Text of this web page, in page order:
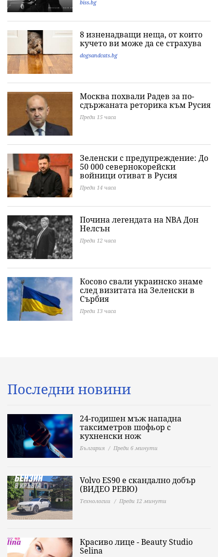
biss.bg
8 изненадващи неща, от които
кучето ви може да се страхува
dogsandcats.bg
Москва похвали Радев за по-
сдържаната реторика към Русия
Преди 15 часа
Зеленски с предупреждение: До
50 000 севернокорейски
войници отиват в Русия
Преди 14 часа
Почина легендата на NBA Дон
Нелсън
Преди 12 часа
Косово свали украинско знаме
след визитата на Зеленски в
Сърбия
Преди 13 часа
Последни новини
24-годишен мъж нападна
таксиметров шофьор с
кухненски нож
България Преди 6 минути
Volvo ES90 е скандално добър
(ВИДЕО РЕВЮ)
Технологии Преди 12 минути
Красиво лице - Beauty Studio
Selina